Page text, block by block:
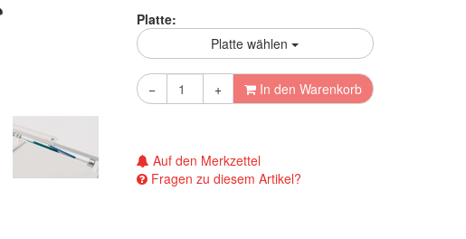
Platte:
Platte wählen
− + In den Warenkorb
Auf den Merkzettel
Fragen zu diesem Artikel?